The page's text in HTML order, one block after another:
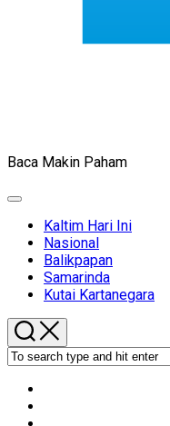
Baca Makin Paham
Expand
Kaltim Hari Ini
Nasional
Balikpapan
Samarinda
Kutai Kartanegara